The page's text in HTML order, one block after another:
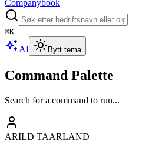
Companybook
⌘K
AI Bytt tema
Command Palette
Search for a command to run...
ARILD TAARLAND